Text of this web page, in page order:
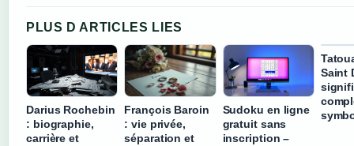
PLUS D ARTICLES LIES
Darius Rochebin
: biographie,
carrière et
François Baroin
: vie privée,
séparation et
Sudoku en ligne
gratuit sans
inscription –
Saint